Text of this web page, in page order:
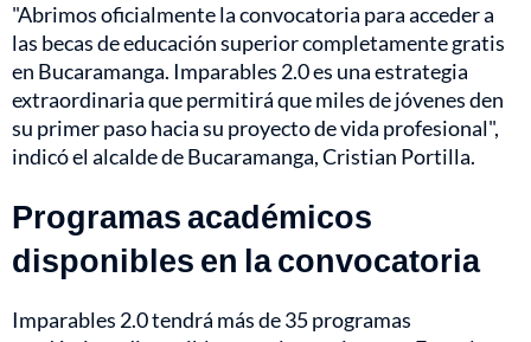
"Abrimos oficialmente la convocatoria para acceder a
las becas de educación superior completamente gratis
en Bucaramanga. Imparables 2.0 es una estrategia
extraordinaria que permitirá que miles de jóvenes den
su primer paso hacia su proyecto de vida profesional",
indicó el alcalde de Bucaramanga, Cristian Portilla.
Programas académicos
disponibles en la convocatoria
Imparables 2.0 tendrá más de 35 programas